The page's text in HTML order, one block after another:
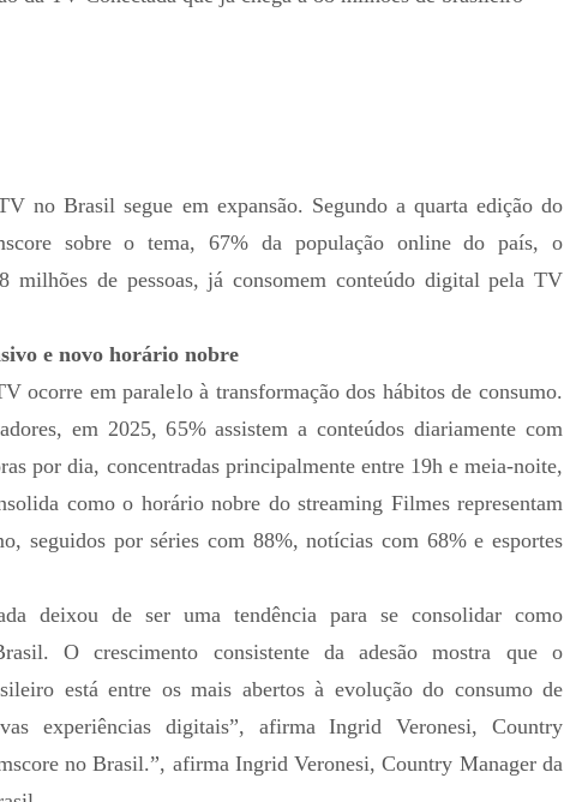
no Brasil segue em expansão. Segundo a quarta edição do
sobre o tema, 67% da população online do país, o
milhões de pessoas, já consomem conteúdo digital pela TV
e novo horário nobre
ocorre em paralelo à transformação dos hábitos de consumo.
em 2025, 65% assistem a conteúdos diariamente com
por dia, concentradas principalmente entre 19h e meia-noite,
como o horário nobre do streaming Filmes representam
seguidos por séries com 88%, notícias com 68% e esportes
deixou de ser uma tendência para se consolidar como
O crescimento consistente da adesão mostra que o
está entre os mais abertos à evolução do consumo de
experiências digitais”, afirma Ingrid Veronesi, Country
no Brasil.”, afirma Ingrid Veronesi, Country Manager da